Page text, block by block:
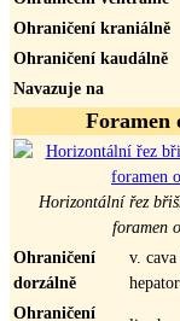
Ohraničení kraniálně
Ohraničení kaudálně
Navazuje na
Foramen
Horizontální řez
foramen
Ohraničení
dorzálně
v.
Ohraničení